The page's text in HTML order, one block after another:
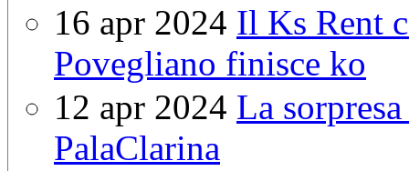
16 apr 2024 Il Ks Rent
Povegliano finisce ko
12 apr 2024 La
PalaClarina